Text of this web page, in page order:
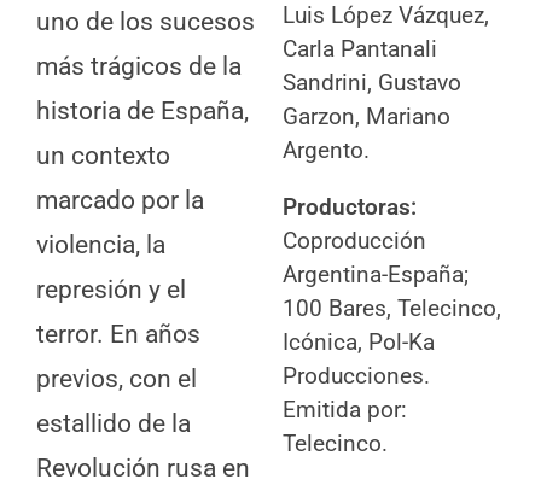
uno de los sucesos
más trágicos de la
historia de España,
un contexto
marcado por la
violencia, la
represión y el
terror. En años
previos, con el
estallido de la
Revolución rusa en
Luis López Vázquez,
Carla Pantanali
Sandrini, Gustavo
Garzon, Mariano
Argento.
Productoras:
Coproducción
Argentina-España;
100 Bares, Telecinco,
Icónica, Pol-Ka
Producciones.
Emitida por:
Telecinco.